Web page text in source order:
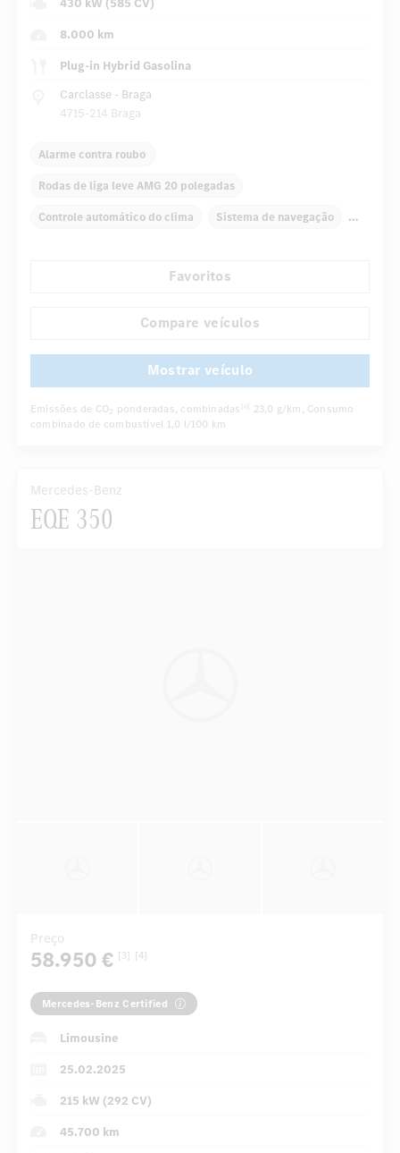
8.000 km
Plug-in Hybrid Gasolina
Carclasse - Braga
4715-214 Braga
Alarme contra roubo
Rodas de liga leve AMG 20 polegadas
Controle automático do clima Sistema de navegação
Retrovisor interno/externo com escurecimento automático
Favoritos
Compare veículos
Mostrar veículo
Emissões de CO2 ponderadas, combinadas [6] 23,0 g/km, Consumo
combinado de combustivel 1,0 l/100 km
Mercedes-Benz
EQE 350
Preço
58.950 € [3] [4]
Mercedes-Benz Certified
Limousine
25.02.2025
215 kW (292 CV)
45.700 km